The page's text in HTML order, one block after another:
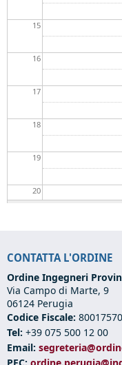
15
16
17
18
19
20
22
23
CONTATTA L'ORDINE
Ordine Ingegneri
Via Campo di Marte, 9
06124 Perugia
Codice Fiscale:
Tel: +39 075 500 12 00
Email: